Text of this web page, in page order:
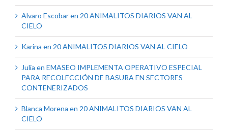
Alvaro Escobaren 20 ANIMALITOS DIARIOS VAN AL
CIELO
Karina en 20 ANIMALITOS DIARIOS VAN AL CIELO
Julia en EMASEO IMPLEMENTA OPERATIVO ESPECIAL
PARA RECOLECCIÓN DE BASURA EN SECTORES
CONTENERIZADOS
Blanca Morena en 20 ANIMALITOS DIARIOS VAN AL
CIELO